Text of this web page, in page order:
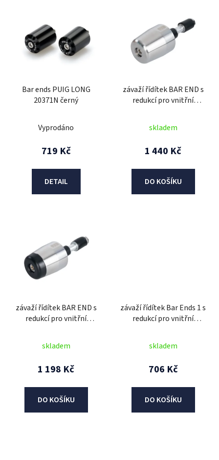
Bar ends PUIG LONG
20371N černý
Vyprodáno
719 Kč
DETAIL
závaží řídítek BAR END s
redukcí pro vnitřní
OXFORD (stříbrné, pár)
skladem
1 440 Kč
DO KOŠÍKU
závaží řídítek BAR END s
redukcí pro vnitřní
OXFORD (stříbrné/černé,
skladem
1 198 Kč
DO KOŠÍKU
závaží řídítek Bar Ends 1 s
redukcí pro vnitřní
OXFORD (modrý elox,
skladem
706 Kč
DO KOŠÍKU